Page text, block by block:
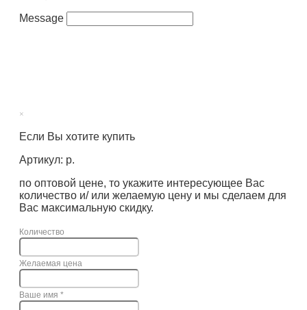
Message
×
Если Вы хотите купить
Артикул: р.
по оптовой цене, то укажите интересующее Вас
количество и/ или желаемую цену и мы сделаем для
Вас максимальную скидку.
Количество
Желаемая цена
Ваше имя *